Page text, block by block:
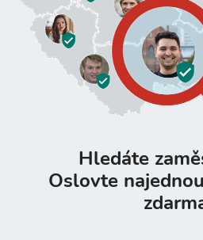
Hledáte
Oslovte